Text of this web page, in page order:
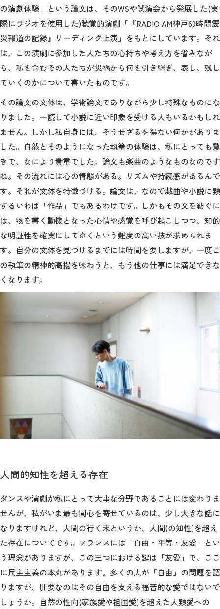
の演劇体験」という論文は、そのWSや試演会から発展した(実
際にラジオを使用した)聴覚的演劇「『RADIO AM神戸69時間震
災報道の記録』リーディング上演」をもとにしています。それ
は、この演劇に参加した人たちの心持ちや考え方を省みなが
ら、私を含むその人たちが災禍から何を引き継ぎ、表し、残し
ていくのかについて書いたものです。
その論文の文体は、学術論文でありながら少し特殊なものにな
りました。一読して小説に近い印象を受ける人もいるかもしれ
ません。しかし私自身には、そうせざるを得ない何かがありま
した。自然とそのようになった執筆の体験は、私にとっても驚
きで、なにより貴重でした。論文も楽曲のようなものなのです
ね。その流れには心の情態がある。リズムや持続感があるんで
す。それが文体を特徴づける。論文は、なので戯曲や小説に類
するいわば「作品」でもあるわけです。しかもその文を紡ぐに
は、物を書く動機となった心情や感覚を呼び起こしつつ、知的
な明証性を確実にしてゆくという難度の高い技が求められま
す。自分の文体を見つけるまでには時間を要しますが、一度こ
の執筆の精神的高揚を味わうと、もう他の仕事には満足できな
くなります。
人間的知性を超える存在
ダンスや演劇が私にとって大事な分野であることには変わりま
せんが、私がいま最も関心を寄せているのは、少し大きな話に
なりますけれど、人間の行く末というか、人間(の知性)を超え
た存在についてです。フランスには「自由・平等・友愛」とい
う理念がありますが、この三つにおける鍵は「友愛」で、ここ
に民主主義の本丸があります。多くの人が「自由」の問題を語
りますが、肝要なのはその自由を支える福音的な愛ではないで
しょうか。自然の性向(家族愛や祖国愛)を超えた人類愛への